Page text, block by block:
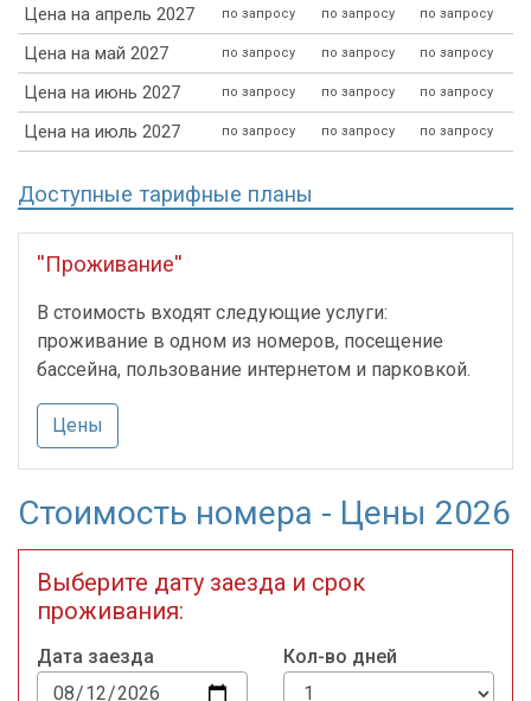
Цена на апрель 2027 по запросу по запросу по запросу
Цена на май 2027 по запросу по запросу по запросу
Цена на июнь 2027 по запросу по запросу по запросу
Цена на июль 2027 по запросу по запросу по запросу
Доступные тарифные планы
''Проживание''
В стоимость входят следующие услуги:
проживание в одном из номеров, посещение
бассейна, пользование интернетом и парковкой.
Цены
Стоимость номера - Цены 2026
Выберите дату заезда и срок
проживания:
Дата заезда Кол-во дней